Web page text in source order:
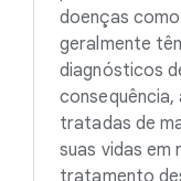
doenças
geralmente
diagnósticos
consequência,
tratadas de
suas vidas
tratamento